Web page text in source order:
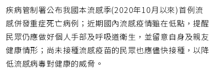
短
網
址
疾病管制署公布我國本流感季(2020年10月以來)首例流
感併發重症死亡病例；近期國內流感疫情雖在低點，提醒
民眾仍應做好個人手部及呼吸道衛生，並留意自身及親友
健康情形；尚未接種流感疫苗的民眾也應儘快接種，以降
低流感病毒對健康的威脅。